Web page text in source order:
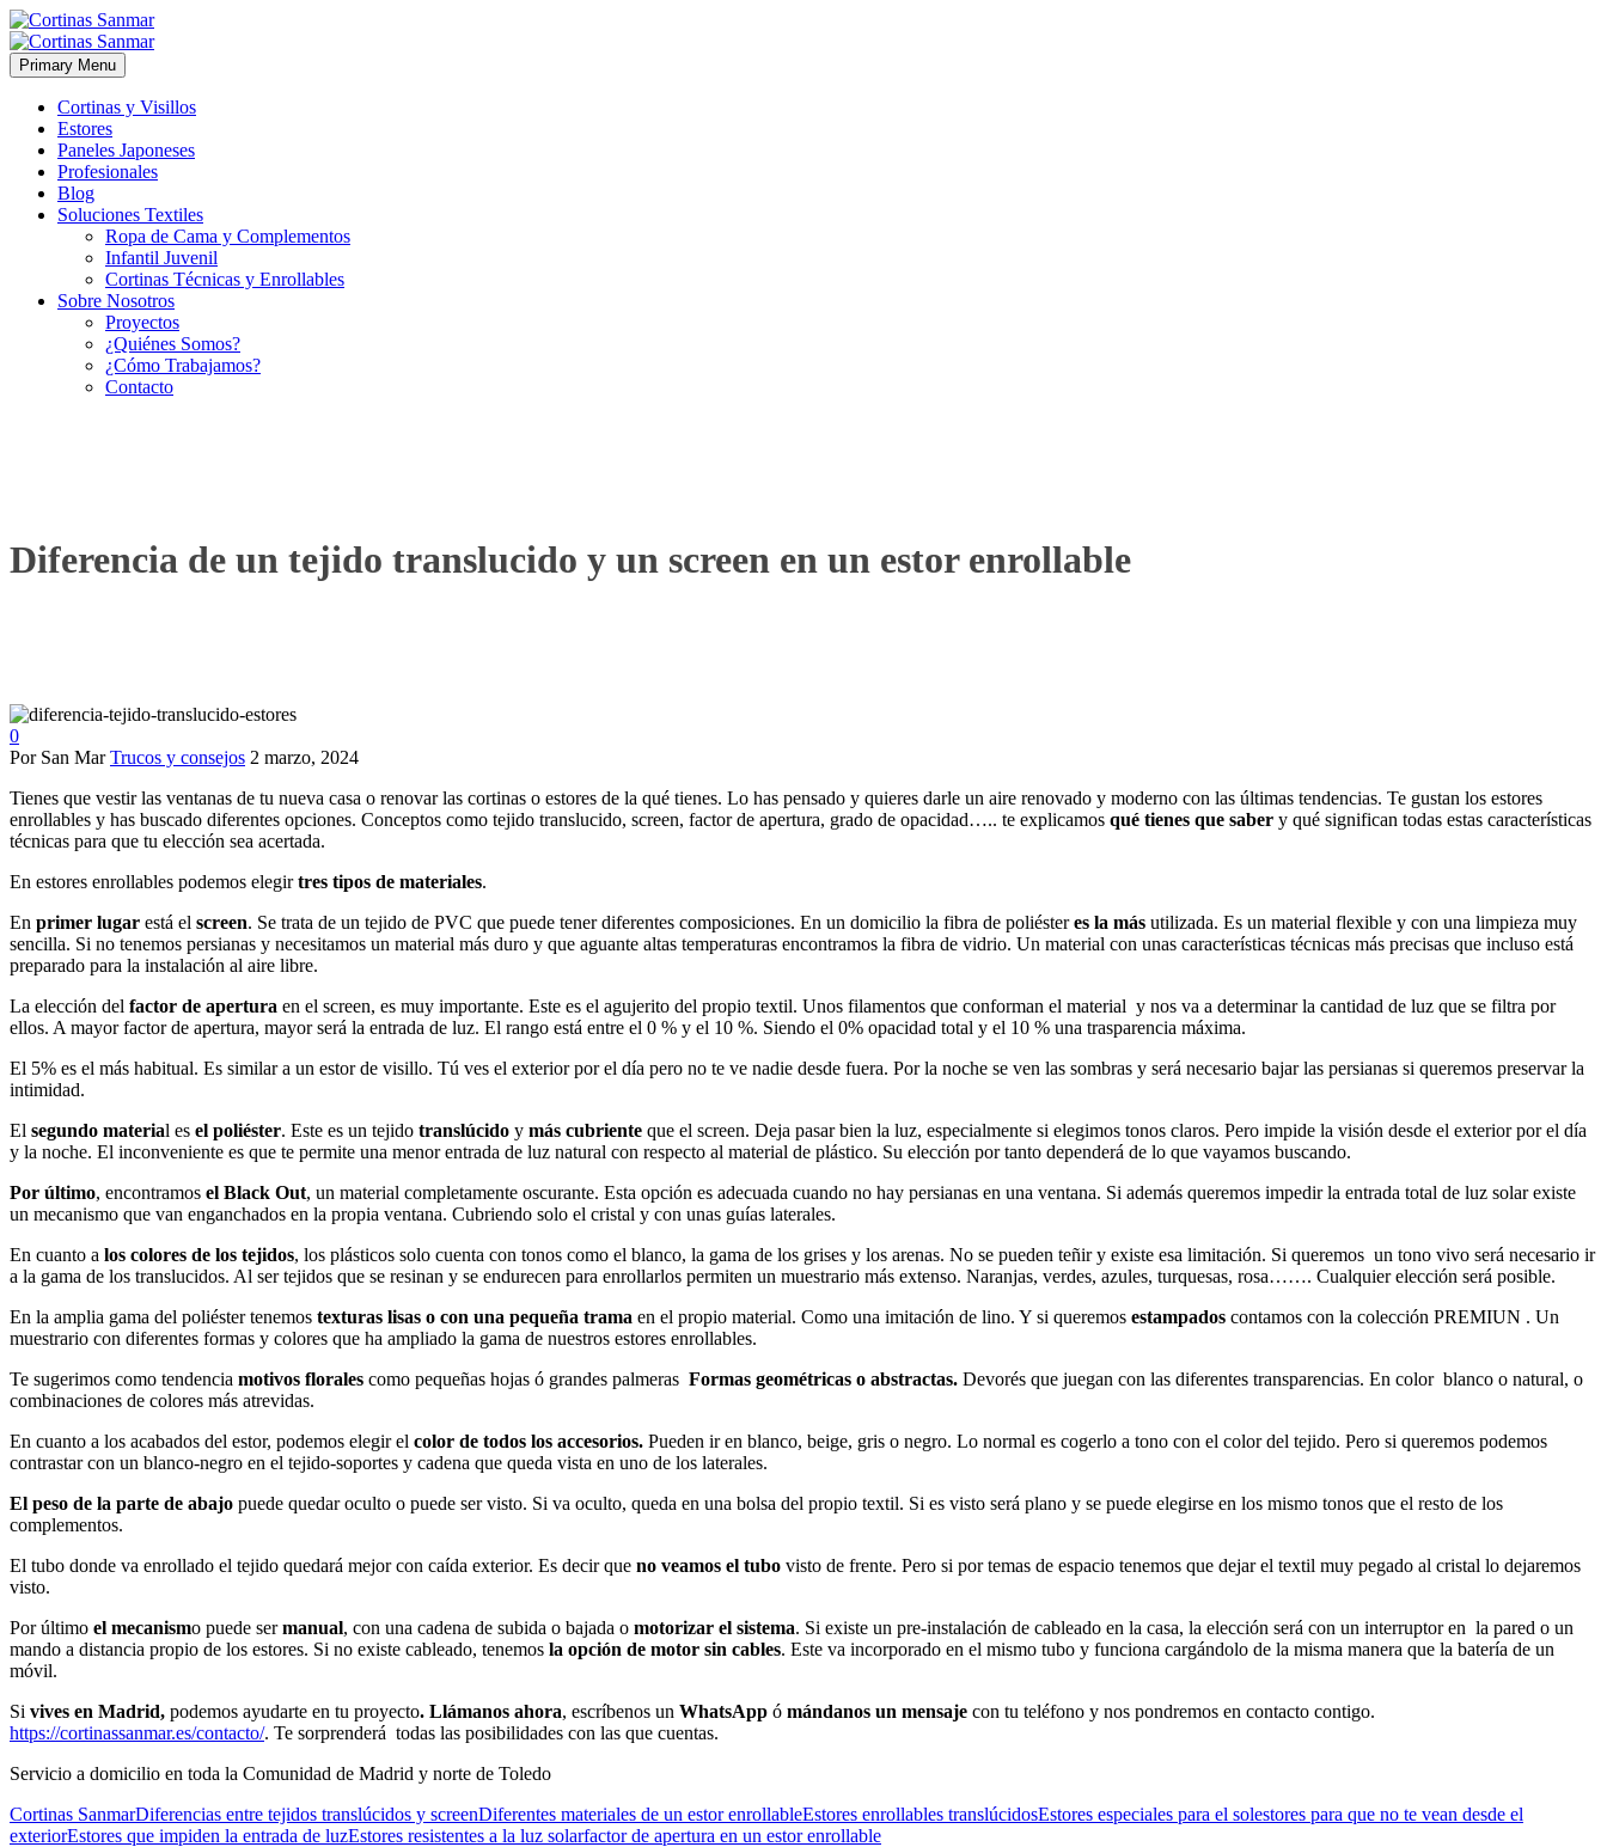
Primary Menu
Cortinas y Visillos
Estores
Paneles Japoneses
Profesionales
Blog
Soluciones Textiles
Ropa de Cama y Complementos
Infantil Juvenil
Cortinas Técnicas y Enrollables
Sobre Nosotros
Proyectos
¿Quiénes Somos?
¿Cómo Trabajamos?
Contacto
Diferencia de un tejido translucido y un screen en un estor enrollable
0
Por San Mar Trucos y consejos 2 marzo, 2024
Tienes que vestir las ventanas de tu nueva casa o renovar las cortinas o estores de la qué tienes. Lo has pensado y quieres darle un aire renovado y moderno con las últimas tendencias. Te gustan los estores
enrollables y has buscado diferentes opciones. Conceptos como tejido translucido, screen, factor de apertura, grado de opacidad….. te explicamos qué tienes que saber y qué significan todas estas características
técnicas para que tu elección sea acertada.
En estores enrollables podemos elegirtres tipos de materiales.
En primer lugar está el screen. Se trata de un tejido de PVC que puede tener diferentes composiciones. En un domicilio la fibra de poliésteres la más utilizada. Es un material flexible y con una limpieza muy
sencilla. Si no tenemos persianas y necesitamos un material más duro y que aguante altas temperaturas encontramos la fibra de vidrio. Un material con unas características técnicas más precisas que incluso está
preparado para la instalación al aire libre.
La elección del factor de apertura en el screen, es muy importante. Este es el agujerito del propio textil. Unos filamentos que conforman el material y nos va a determinar la cantidad de luz que se filtra por
ellos. A mayor factor de apertura, mayor será la entrada de luz. El rango está entre el 0 % y el 10 %. Siendo el 0% opacidad total y el 10 % una trasparencia máxima.
El 5% es el más habitual. Es similar a un estor de visillo. Tú ves el exterior por el día pero no te ve nadie desde fuera. Por la noche se ven las sombras y será necesario bajar las persianas si queremos preservar la
intimidad.
El segundo material es el poliéster. Este es un tejido translúcido y más cubriente que el screen. Deja pasar bien la luz, especialmente si elegimos tonos claros. Pero impide la visión desde el exterior por el día
y la noche. El inconveniente es que te permite una menor entrada de luz natural con respecto al material de plástico. Su elección por tanto dependerá de lo que vayamos buscando.
Por último, encontramos el Black Out, un material completamente oscurante. Esta opción es adecuada cuando no hay persianas en una ventana. Si además queremos impedir la entrada total de luz solar existe
un mecanismo que van enganchados en la propia ventana. Cubriendo solo el cristal y con unas guías laterales.
En cuanto a los colores de los tejidos, los plásticos solo cuenta con tonos como el blanco, la gama de los grises y los arenas. No se pueden teñir y existe esa limitación. Si queremos un tono vivo será necesario ir
a la gama de los translucidos. Al ser tejidos que se resinan y se endurecen para enrollarlos permiten un muestrario más extenso. Naranjas, verdes, azules, turquesas, rosa……. Cualquier elección será posible.
En la amplia gama del poliéster tenemos texturas lisas o con una pequeña trama en el propio material. Como una imitación de lino. Y si queremos estampados contamos con la colección PREMIUN . Un
muestrario con diferentes formas y colores que ha ampliado la gama de nuestros estores enrollables.
Te sugerimos como tendencia motivos florales como pequeñas hojas ó grandes palmeras Formas geométricas o abstractas. Devorés que juegan con las diferentes transparencias. En color blanco o natural, o
combinaciones de colores más atrevidas.
En cuanto a los acabados del estor, podemos elegir el color de todos los accesorios. Pueden ir en blanco, beige, gris o negro. Lo normal es cogerlo a tono con el color del tejido. Pero si queremos podemos
contrastar con un blanco-negro en el tejido-soportes y cadena que queda vista en uno de los laterales.
El peso de la parte de abajo puede quedar oculto o puede ser visto. Si va oculto, queda en una bolsa del propio textil. Si es visto será plano y se puede elegirse en los mismo tonos que el resto de los
complementos.
El tubo donde va enrollado el tejido quedará mejor con caída exterior. Es decir que no veamos el tubo visto de frente. Pero si por temas de espacio tenemos que dejar el textil muy pegado al cristal lo dejaremos
visto.
Por último el mecanismo puede sermanual, con una cadena de subida o bajada o motorizar el sistema. Si existe un pre-instalación de cableado en la casa, la elección será con un interruptor en la pared o un
mando a distancia propio de los estores. Si no existe cableado, tenemos la opción de motor sin cables. Este va incorporado en el mismo tubo y funciona cargándolo de la misma manera que la batería de un
móvil.
Si vives en Madrid, podemos ayudarte en tu proyecto. Llámanos ahora, escríbenos un WhatsApp ó mándanos un mensaje con tu teléfono y nos pondremos en contacto contigo.
https://cortinassanmar.es/contacto/. Te sorprenderá todas las posibilidades con las que cuentas.
Servicio a domicilio en toda la Comunidad de Madrid y norte de Toledo
Cortinas SanmarDiferencias entre tejidos translúcidos y screenDiferentes materiales de un estor enrollableEstores enrollables translúcidosEstores especiales para el solestores para que no te vean desde el
exteriorEstores que impiden la entrada de luzEstores resistentes a la luz solarfactor de apertura en un estor enrollable